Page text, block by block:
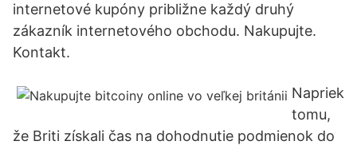
internetové kupóny približne každý druhý
zákazník internetového obchodu. Nakupujte.
Kontakt.
Napriek
tomu,
že Briti získali čas na dohodnutie podmienok do